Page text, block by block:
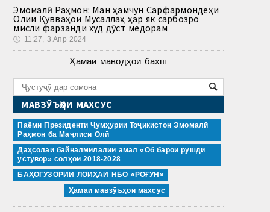
Эмомалӣ Раҳмон: Ман ҳамчун Сарфармондеҳи
Олии Қувваҳои Мусаллаҳ ҳар як сарбозро
мисли фарзанди худ дӯст медорам
🕔 11:27, 3.Апр 2024
Ҳамаи маводҳои бахш
МАВЗӮЪҲОИ МАХСУС
Паёми Президенти Ҷумҳурии Тоҷикистон Эмомалӣ
Раҳмон ба Маҷлиси Олӣ
Даҳсолаи байналмилалии амал «Об барои рушди
устувор» солҳои 2018-2028
БАҲОГУЗОРИИ ЛОИҲАИ НБО «РОҒУН»
Ҳамаи мавзӯъҳои махсус